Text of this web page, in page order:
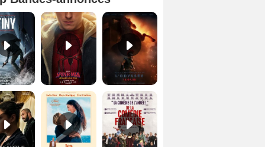
Mutiny Bande-annonce VO STFR Spider-Man: Brand New Day Bande-annonce VO STFR
Le Triangle d'or Bande-annonce VF De la Comédie-Française Teaser VF